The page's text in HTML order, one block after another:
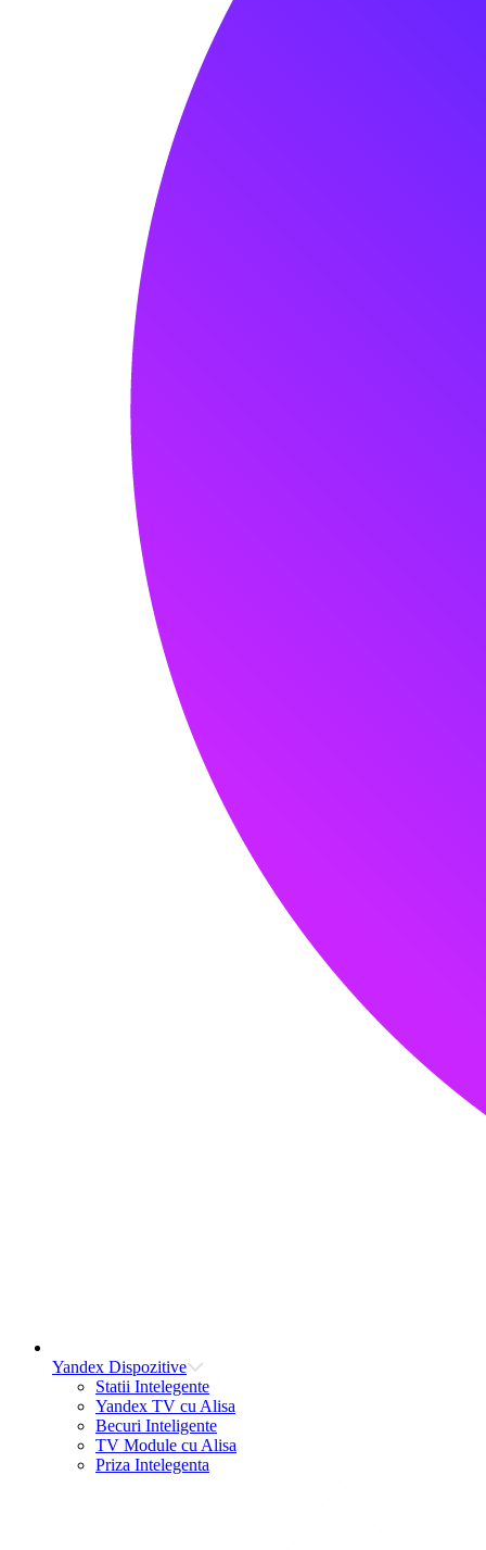
Yandex Dispozitive
Statii Intelegente
Yandex TV cu Alisa
Becuri Inteligente
TV Module cu Alisa
Priza Intelegenta